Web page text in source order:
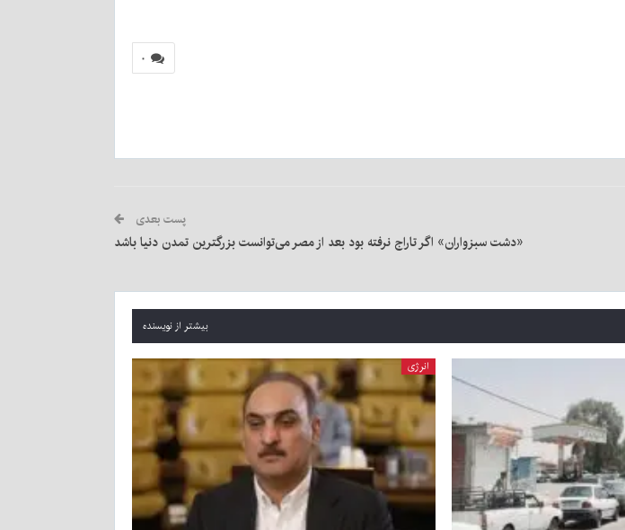
۰
پست بعدی
«دشت سبزواران» اگر تاراج نرفته بود بعد از مصر می‌توانست بزرگترین تمدن دنیا باشد
بیشتر از نویسنده
انرژی